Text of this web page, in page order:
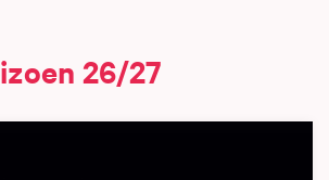
26/27